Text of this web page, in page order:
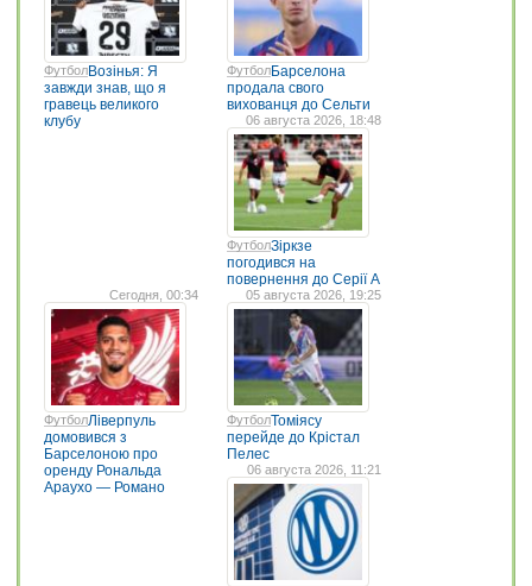
ФутболВозінья: Я
завжди знав, що я
гравець великого
клубу
ФутболБарселона
продала свого
вихованця до Сельти
06 августа 2026, 18:48
ФутболЗіркзе
погодився на
повернення до Серії А
Сегодня, 00:34
ФутболЛіверпуль
домовився з
Барселоною про
оренду Рональда
Араухо — Романо
05 августа 2026, 19:25
ФутболТоміясу
перейде до Крістал
Пелес
06 августа 2026, 11:21